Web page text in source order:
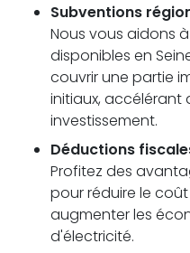
Subventions
Nous vous aidons
disponibles en
couvrir une partie
initiaux, accélérant
investissement.
Déductions
Profitez des
pour réduire le
augmenter les
d'électricité.